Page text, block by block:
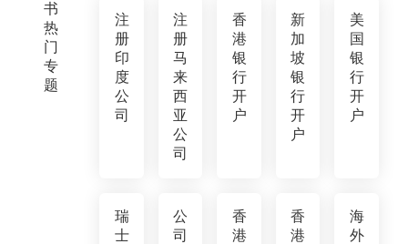
书
热
门
专
题
注
册
印
度
公
司
注
册
马
来
西
亚
公
司
香
港
银
行
开
户
新
加
坡
银
行
开
户
美
国
银
行
开
户
瑞
士
公
司
香
港
香
港
海
外